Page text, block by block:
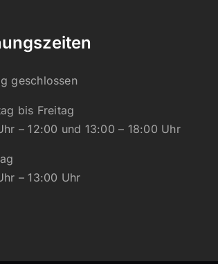
geschlossen
bis Freitag
– 12:00 und 13:00 – 18:00 Uhr
– 13:00 Uhr